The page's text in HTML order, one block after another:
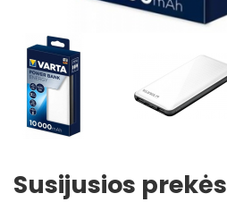
Susijusios prekės